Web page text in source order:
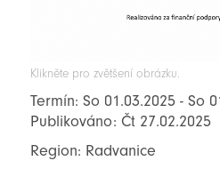
Klikněte pro zvětšení obrázku.
Termín: So 01.03.2025 - So
Publikováno: Čt 27.02.2025
Region: Radvanice